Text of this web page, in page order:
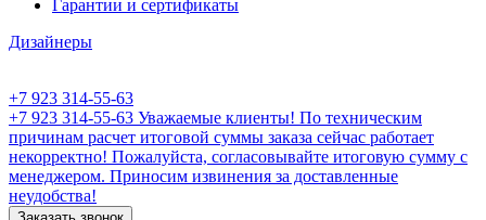
Гарантии и сертификаты
Дизайнеры
+7 923 314-55-63
+7 923 314-55-63 Уважаемые клиенты! По техническим
причинам расчет итоговой суммы заказа сейчас работает
некорректно! Пожалуйста, согласовывайте итоговую сумму с
менеджером. Приносим извинения за доставленные
неудобства!